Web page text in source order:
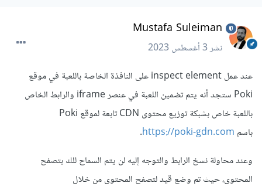
Mustafa Suleiman
نشر3 أغسطس 2023
عند عمل inspect element على النافذة الخاصة باللعبة في موقع
Poki ستجد أنه يتم تضمين اللعبة في عنصر iframe والرابط الخاص
باللعبة خاص بشبكة توزيع محتوى CDN تابعة لموقع Poki
باسم https://poki-gdn.com
.
وعند محاولة نسخ الرابط والتوجه إليه لن يتم السماح للك بتصفح
المحتوى، حيث تم وضع قيد لتصفح المحتوى من خلال